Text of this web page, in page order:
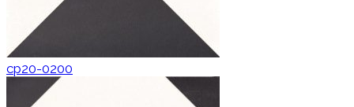
cp20-0200